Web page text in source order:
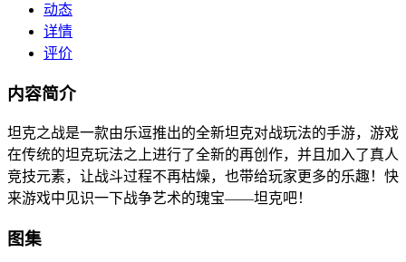
动态
详情
评价
内容简介
坦克之战是一款由乐逗推出的全新坦克对战玩法的手游，游戏
在传统的坦克玩法之上进行了全新的再创作，并且加入了真人
竞技元素，让战斗过程不再枯燥，也带给玩家更多的乐趣！快
来游戏中见识一下战争艺术的瑰宝——坦克吧！
图集